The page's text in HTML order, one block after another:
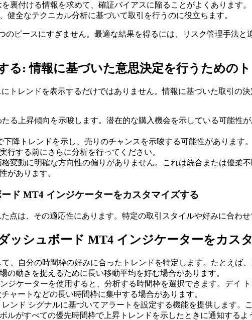
を裏付ける情報を求めて、確証バイアスに陥ることがよくあります
健全なテクニカル分析に基づいて取引を行うのに役立ちます。
のピースにすぎません。最適な結果を得るには、リスク管理手法
る: 情報に基づいた意思決定を行うための
トレンドを表示するだけではありません。情報に基づいた取引の
る上昇傾向を示唆します。潜在的な購入機会を示している可能性
下降トレンドを示し、売りのチャンスを示唆する可能性がありま
行する前にさらに分析を行ってください。
変動に明確な方向性の偏りがありません。これは統合または優柔
があります。
ド MT4 インジケーターをカスタマイズする
点は、その適応性にあります。特定の取引スタイルや好みに合わせ
ッシュボード MT4 インジケーターをカス
、自分の時間枠の好みに合ったトレンドを特定します。たとえば
の動きを捉えるために長い移動平均を好む場合があります。
ジケーターを使用すると、分析する時間枠を選択できます。デイ
ャートなどの長い時間枠に集中する場合があります。
ンド シグナルに基づいてアラートを設定する機能を提供します。
ルがすべての優先時間枠で上昇トレンドを示したときに通知するよ